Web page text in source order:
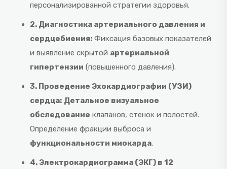
персонализированной стратегии здоровья.
2. Диагностика артериального давления и
сердцебиения: Фиксация базовых показателей
и выявление скрытой артериальной
гипертензии (повышенного давления).
3. Проведение Эхокардиографии (УЗИ)
сердца: Детальное визуальное
обследование клапанов, стенок и полостей.
Определение фракции выброса и
функциональности миокарда.
4. Электрокардиограмма (ЭКГ) в 12